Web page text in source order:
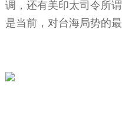
调，还有美印太司令所
是当前，对台海局势的最